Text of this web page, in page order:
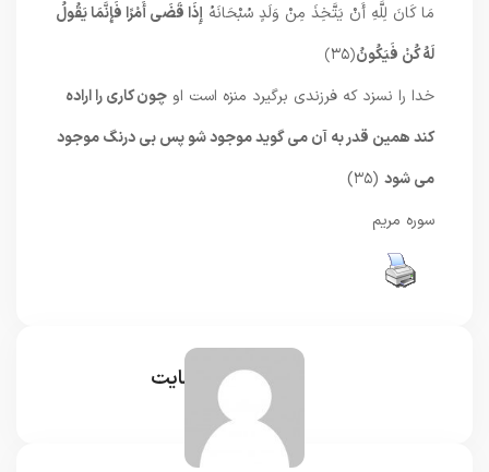
مَا كَانَ لِلَّهِ أَنْ يَتَّخِذَ مِنْ وَلَدٍ سُبْحَانَهُ إِذَا قَضَى أَمْرًا فَإِنَّمَا يَقُولُ
لَهُ كُنْ فَيَكُونُ﴿۳۵﴾
خدا را نسزد كه فرزندى برگيرد منزه است او چون كارى را اراده
كند همين قدر به آن مى‏ گويد موجود شو پس بى ‏درنگ موجود
مى ‏شود (۳۵)
سوره مریم
مدیر سایت